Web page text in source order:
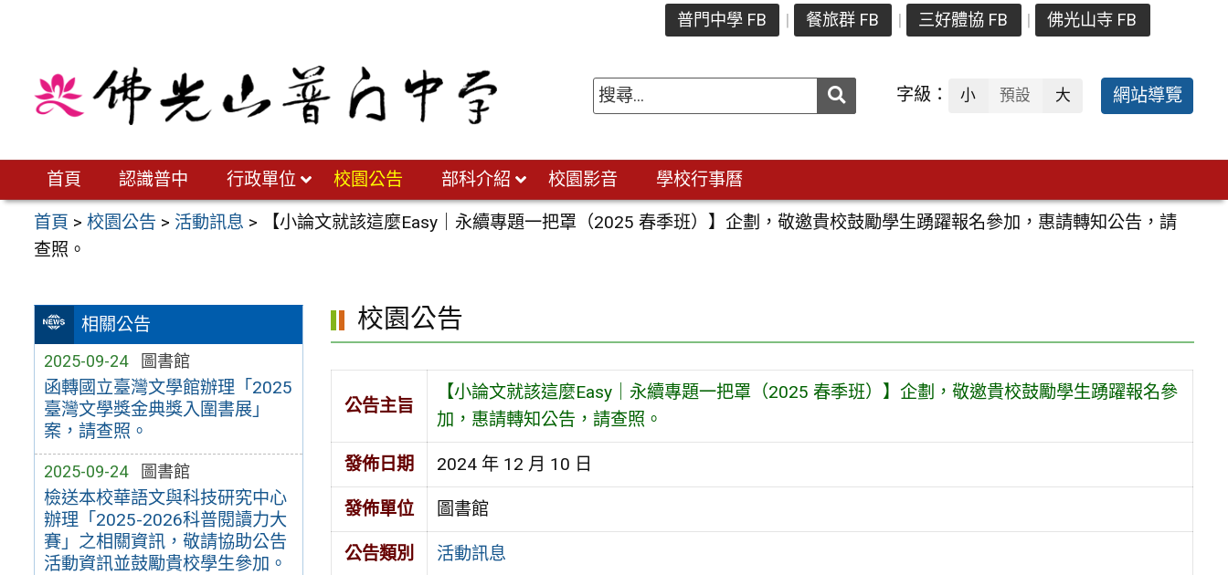
普門中學 FB 餐旅群 FB 三好體協 FB 佛光山寺 FB
送出 字級： 小 預設 大 網站導覽
首頁 認識普中 行政單位 校園公告 部科介紹 校園影音 學校行事曆
首頁 >校園公告 > 活動訊息 >
【小論文就該這麼Easy｜永續專題一把罩（2025 春季班）】企劃，敬邀貴校鼓勵學生踴躍報名參加，惠請轉知公告，請
查照。
相關公告
2025-09-24 圖書館
函轉國立臺灣文學館辦理「2025
臺灣文學獎金典獎入圍書展」
案，請查照。
2025-09-24 圖書館
檢送本校華語文與科技研究中心
辦理「2025-2026科普閱讀力大
賽」之相關資訊，敬請協助公告
活動資訊並鼓勵貴校學生參加。
校園公告
公告主旨
【小論文就該這麼Easy｜永續專題一把罩（2025 春季班）】企劃，敬邀貴校鼓勵學生踴躍報名參
加，惠請轉知公告，請查照。
發佈日期 2024 年 12 月 10 日
發佈單位 圖書館
公告類別 活動訊息